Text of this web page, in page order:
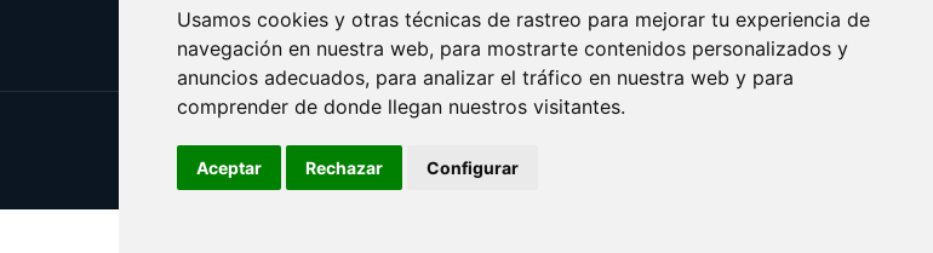
Usamos cookies y otras técnicas de rastreo para mejorar tu experiencia de
navegación en nuestra web, para mostrarte contenidos personalizados y
anuncios adecuados, para analizar el tráfico en nuestra web y para
comprender de donde llegan nuestros visitantes.
Aceptar Rechazar Configurar